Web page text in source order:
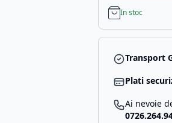
In stoc
Transport
Plati
Ai nevoie